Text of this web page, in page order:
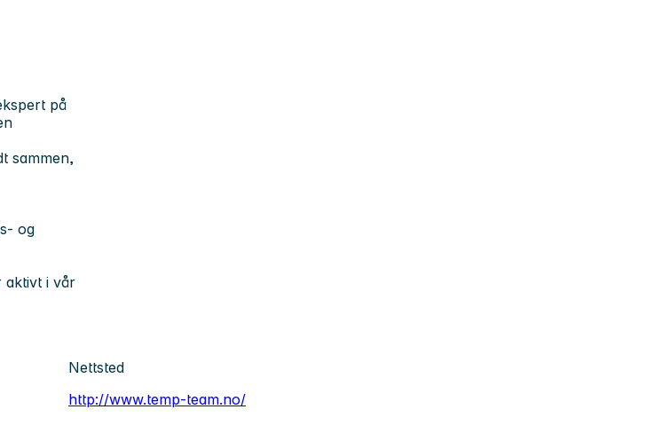
på
sammen,
og
aktivt i vår
Nettsted
http://www.temp-team.no/